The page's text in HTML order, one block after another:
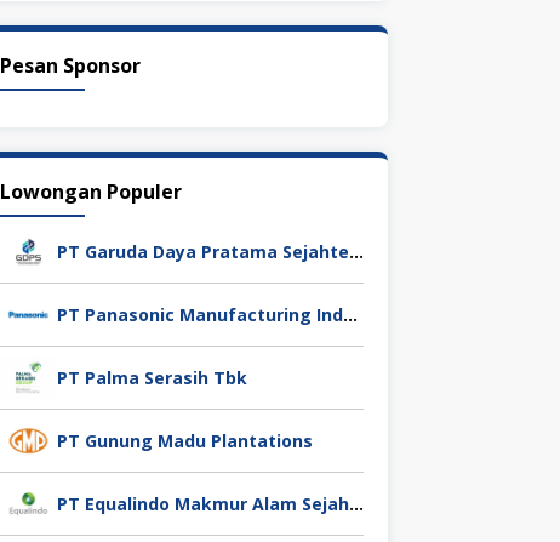
Pesan Sponsor
Lowongan Populer
PT Garuda Daya Pratama Sejahtera
PT Panasonic Manufacturing Indonesia
PT Palma Serasih Tbk
PT Gunung Madu Plantations
PT Equalindo Makmur Alam Sejahtera (Equalindo Group)